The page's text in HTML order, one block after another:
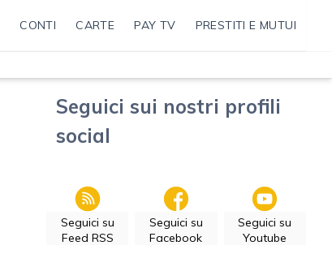
CONTI CARTE PAY TV PRESTITI E MUTUI
Seguici sui nostri profili
social
Seguici su
Feed RSS
Seguici su
Facebook
Seguici su
Youtube